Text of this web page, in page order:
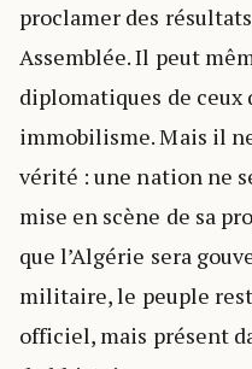
proclamer des
Assemblée. Il peut
diplomatiques de
immobilisme. Mais il
vérité : une nation ne
mise en scène de sa
que l’Algérie sera
militaire, le peuple
officiel, mais présent